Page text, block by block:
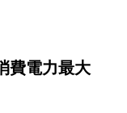
費電力最大